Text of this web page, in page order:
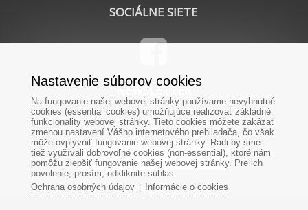
SOCIÁLNE SIETE
NEWSLETTER
Chcete od nás dostávať novinky priamo na Váš e-mail?
Nastavenie súborov cookies
Na fungovanie našej webovej stránky používame nevyhnutné
cookies (essential cookies) umožňujúce realizovať základné
funkcionality webovej stránky. Tieto cookies môžete zakázať
zmenou nastavení Vášho internetového prehliadača, čo však
môže ovplyvniť fungovanie webovej stránky. Radi by sme
tiež využívali dobrovoľné cookies (non-essential), ktoré nám
pomôžu zlepšiť fungovanie našej webovej stránky. Pre ich
povolenie, prosím, odkliknite súhlas.
Ochrana osobných údajov| Informácie o cookies